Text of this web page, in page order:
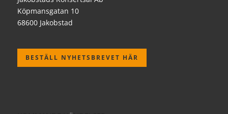
Köpmansgatan 10
68600 Jakobstad
BESTÄLL NYHETSBREVET HÄR